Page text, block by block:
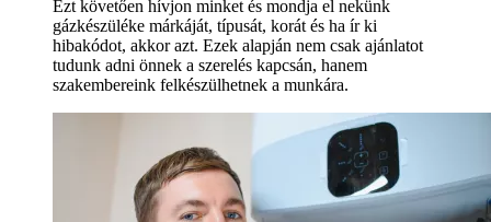
Ezt követően hívjon minket és mondja el nekünk
gázkészüléke márkáját, típusát, korát és ha ír ki
hibakódot, akkor azt. Ezek alapján nem csak ajánlatot
tudunk adni önnek a szerelés kapcsán, hanem
szakembereink felkészülhetnek a munkára.